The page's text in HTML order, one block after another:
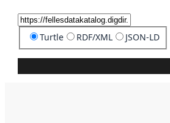
Turtle RDF/XML JSON-LD